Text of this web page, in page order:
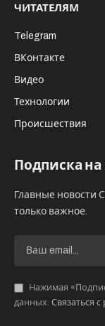
ЧИТАТЕЛЯМ
Telegram
ВКонтакте
Видео
Технологии
Происшествия
Подписка на
Главные новости
только важное.
Нажимая
данных. Связаться